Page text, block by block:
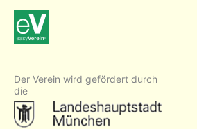
e
s
h
i
Der Verein wird gefördert durch
die